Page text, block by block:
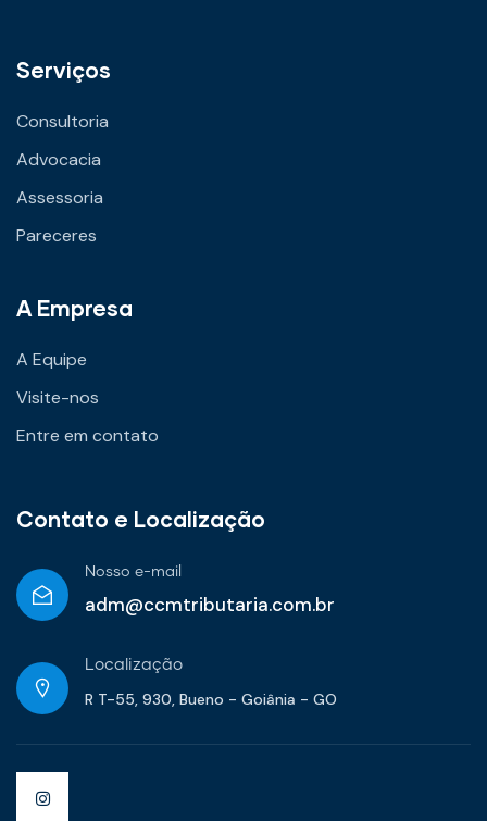
Serviços
Consultoria
Advocacia
Assessoria
Pareceres
A Empresa
A Equipe
Visite-nos
Entre em contato
Contato e Localização
Nosso e-mail
adm@ccmtributaria.com.br
Localização
R T-55, 930, Bueno - Goiânia - GO